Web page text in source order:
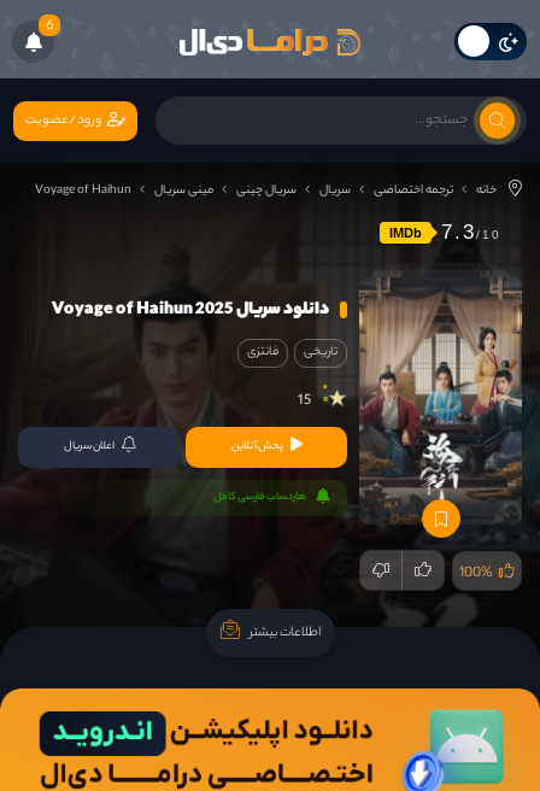
6
ورود/عضویت
خانه ترجمه اختصاصی سریال سریال چینی مینی سریال Voyage of Haihun
IMDb 7.3
100%
دانلود سریال Voyage of Haihun 2025
تاریخی فانتزی
15
پخش آنلاین اعلان سریال
هاردساب فارسی کامل
اطلاعات بیشتر